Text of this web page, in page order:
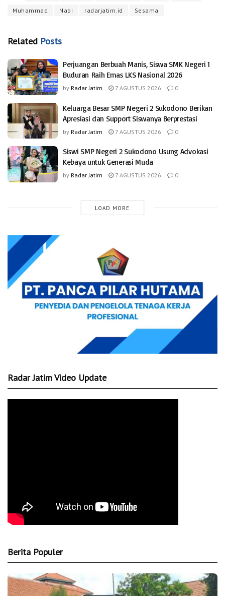
Muhammad Nabi radarjatim.id Sesama
Related Posts
Perjuangan Berbuah Manis, Siswa SMK Negeri 1
Buduran Raih Emas LKS Nasional 2026
by Radar Jatim 7 AGUSTUS 2026 0
Keluarga Besar SMP Negeri 2 Sukodono Berikan
Apresiasi dan Support Siswanya Berprestasi
by Radar Jatim 7 AGUSTUS 2026 0
Siswi SMP Negeri 2 Sukodono Usung Advokasi
Kebaya untuk Generasi Muda
by Radar Jatim 7 AGUSTUS 2026 0
LOAD MORE
Radar Jatim Video Update
Berita Populer